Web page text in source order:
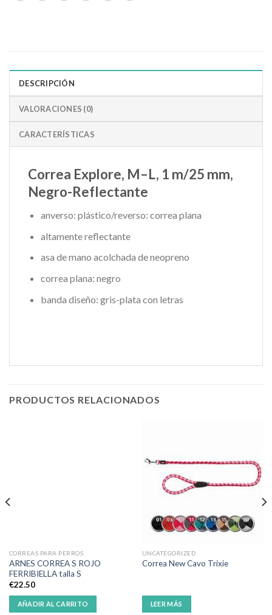
DESCRIPCIÓN
VALORACIONES (0)
CARACTERÍSTICAS
Correa Explore, M–L, 1 m/25 mm,
Negro-Reflectante
anverso: plástico/reverso: correa plana
altamente reflectante
asa de mano acolchada de neopreno
correa plana: negro
banda diseño: gris-plata con letras
PRODUCTOS RELACIONADOS
CORREAS PARA PERROS
ARNES CORREA S ROJO
FERRIBIELLA talla S
€22.50
AÑADIR AL CARRITO
UNCATEGORIZED
Correa New Cavo Trixie
LEER MÁS